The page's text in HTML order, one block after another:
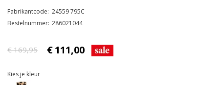
Fabrikantcode 24559 795C
Bestelnummer 286021044
€ 169,95 €111,00
Kies je kleur